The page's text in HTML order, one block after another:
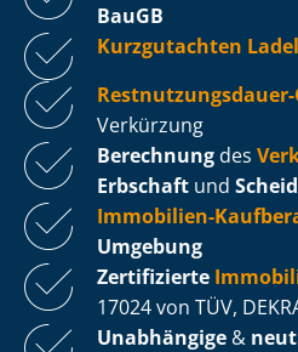
BauGB
Kurzgutachten
Verkürzung
Berechnung des
Erbschaft und
Immobilien-
Umgebung
Zertifizierte
17024 von TÜV,
Unabhängige &